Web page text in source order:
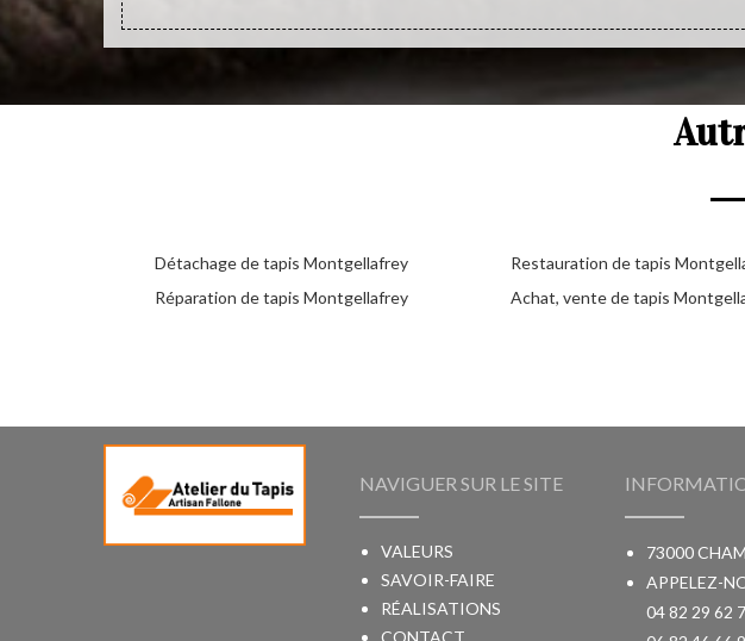
Détachage de tapis Montgellafrey
Réparation de tapis Montgellafrey
Restauration de tapis
Achat, vente de tapis
NAVIGUER SUR LE SITE
VALEURS
SAVOIR-FAIRE
RÉALISATIONS
73000
APPELEZ-
04 82 29 62